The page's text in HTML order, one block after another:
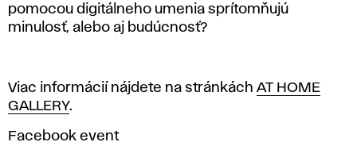
pomocou digitálneho umenia sprítomňujú
minulosť, alebo aj budúcnosť?
Viac informácií nájdete na stránkách AT HOME
GALLERY.
Facebook event